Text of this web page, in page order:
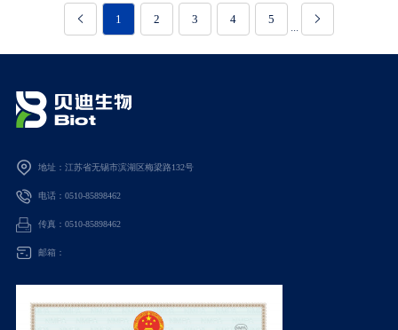
性不仅影响患者生活质量，还给患者带来沉重的经济负
担。常见的慢性创面1压疮人们常说的压疮，常见于长期卧
床或坐轮椅的···
 1 2 3 4 5
···

地址：江苏省无锡市滨湖区梅梁路132号
电话：0510-85898462
传真：0510-85898462
邮箱：